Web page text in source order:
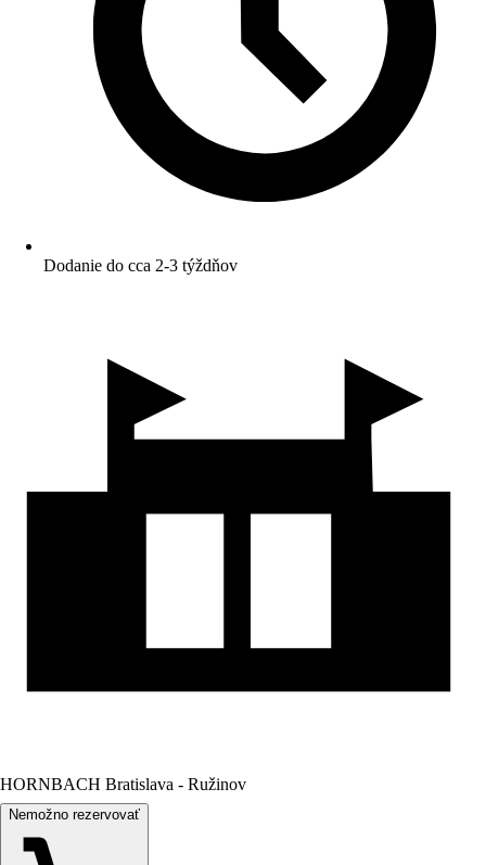
Dodanie do cca 2-3 týždňov
HORNBACH Bratislava - Ružinov
Nemožno rezervovať